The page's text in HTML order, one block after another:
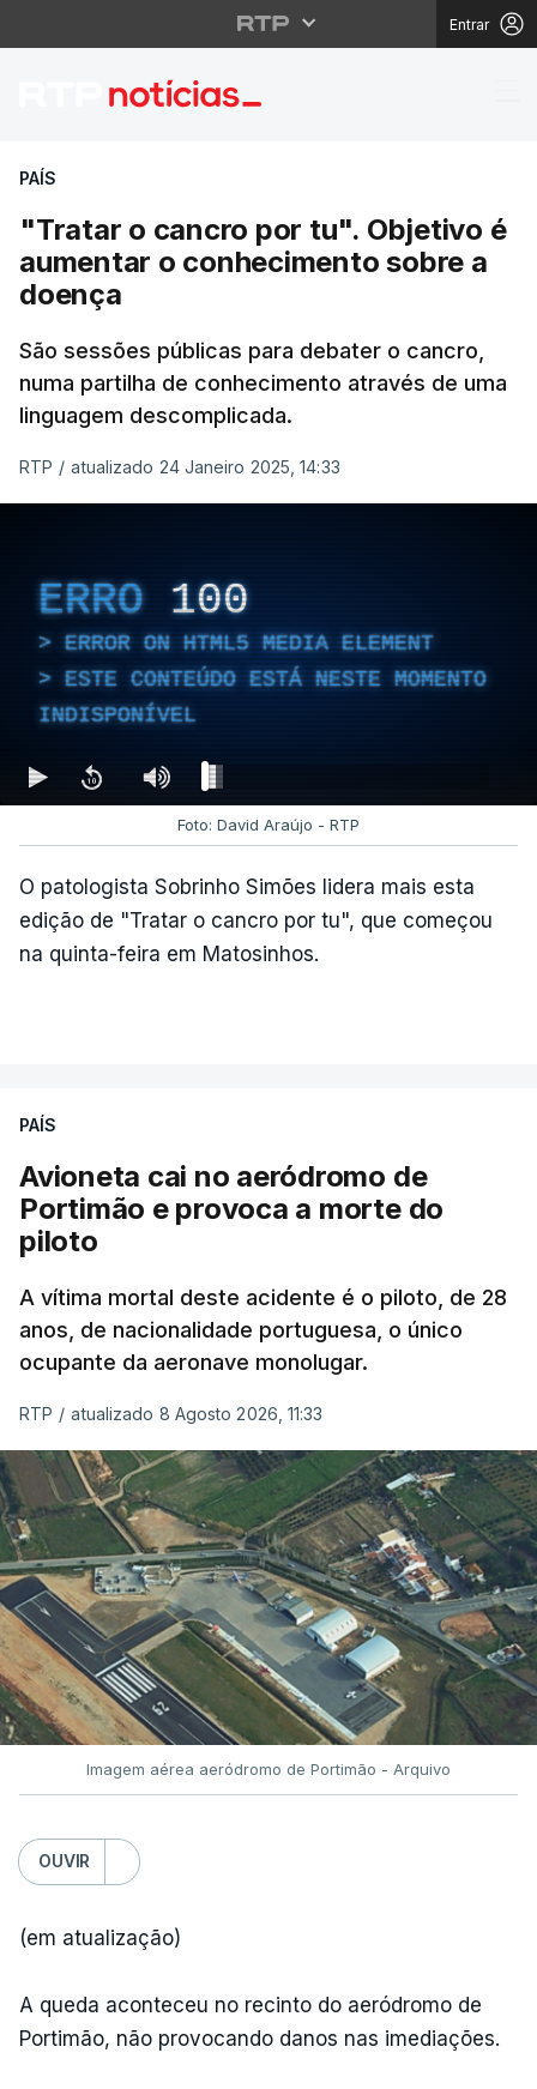
Entrar
"Tratar o cancro por
PAÍS
"Tratar o cancro por tu". Objetivo é
aumentar o conhecimento sobre a
doença
São sessões públicas para debater o cancro,
numa partilha de conhecimento através de uma
linguagem descomplicada.
RTP / atualizado 24 Janeiro 2025, 14:33
ERRO 100
ERROR ON HTML5 MEDIA ELEMENT
ESTE CONTEÚDO ESTÁ NESTE MOMENTO
INDISPONÍVEL
Foto: David Araújo - RTP
O patologista Sobrinho Simões lidera mais esta
edição de "Tratar o cancro por tu", que começou
na quinta-feira em Matosinhos.
PAÍS
Avioneta cai no aeródromo de
Portimão e provoca a morte do
piloto
A vítima mortal deste acidente é o piloto, de 28
anos, de nacionalidade portuguesa, o único
ocupante da aeronave monolugar.
RTP / atualizado 8 Agosto 2026, 11:33
Imagem aérea aeródromo de Portimão - Arquivo
OUVIR
(em atualização)
A queda aconteceu no recinto do aeródromo de
Portimão, não provocando danos nas imediações.